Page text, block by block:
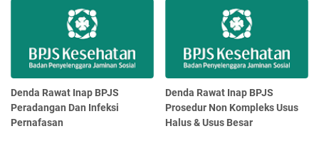
Denda Rawat Inap BPJS
Peradangan Dan Infeksi
Pernafasan
Denda Rawat Inap BPJS
Prosedur Non Kompleks Usus
Halus & Usus Besar